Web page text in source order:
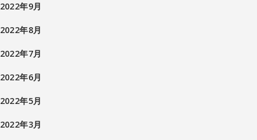
2022年9月
2022年8月
2022年7月
2022年6月
2022年5月
2022年3月